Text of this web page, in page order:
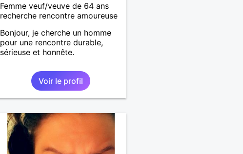
Femme veuf/veuve de 64 ans
recherche rencontre amoureuse
Bonjour, je cherche un homme
pour une rencontre durable,
sérieuse et honnête.
Voir le profil